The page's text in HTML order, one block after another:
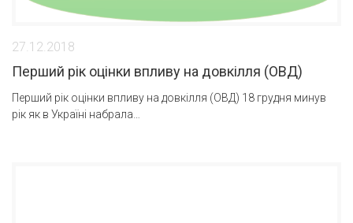
27.12.2018
Перший рік оцінки впливу на довкілля (ОВД)
Перший рік оцінки впливу на довкілля (ОВД) 18 грудня минув
рік як в Україні набрала…